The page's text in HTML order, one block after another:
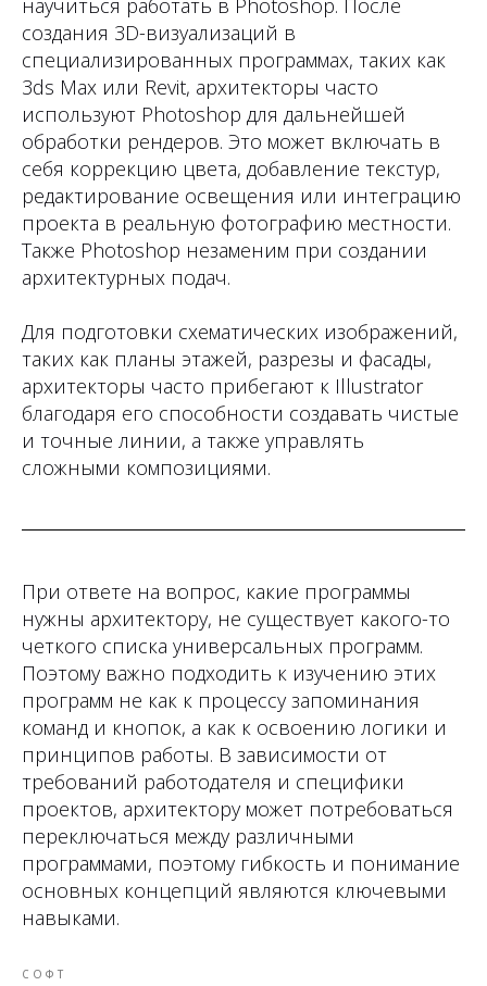
научиться работать в Photoshop. После
создания 3D-визуализаций в
специализированных программах, таких как
3ds Max или Revit, архитекторы часто
используют Photoshop для дальнейшей
обработки рендеров. Это может включать в
себя коррекцию цвета, добавление текстур,
редактирование освещения или интеграцию
проекта в реальную фотографию местности.
Также Photoshop незаменим при создании
архитектурных подач.
Для подготовки схематических изображений,
таких как планы этажей, разрезы и фасады,
архитекторы часто прибегают к Illustrator
благодаря его способности создавать чистые
и точные линии, а также управлять
сложными композициями.
При ответе на вопрос, какие программы
нужны архитектору, не существует какого-то
четкого списка универсальных программ.
Поэтому важно подходить к изучению этих
программ не как к процессу запоминания
команд и кнопок, а как к освоению логики и
принципов работы. В зависимости от
требований работодателя и специфики
проектов, архитектору может потребоваться
переключаться между различными
программами, поэтому гибкость и понимание
основных концепций являются ключевыми
навыками.
СОФТ